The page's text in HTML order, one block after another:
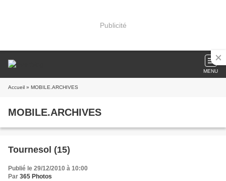
Publicité
MENU
Accueil » MOBILE.ARCHIVES
MOBILE.ARCHIVES
Tournesol (15)
Publié le 29/12/2010 à 10:00
Par 365 Photos